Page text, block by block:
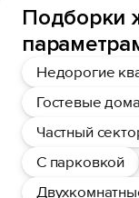
Подборки
Недорогие
Гостевые дома
Частный
С парковкой